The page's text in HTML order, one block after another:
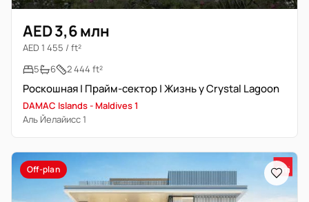
AED 3,6 млн
AED 1 455 / ft²
5
6 2 444 ft²
Роскошная | Прайм-сектор | Жизнь у Crystal Lagoon
DAMAC Islands - Maldives 1
Аль Йелайисс 1
Off-plan